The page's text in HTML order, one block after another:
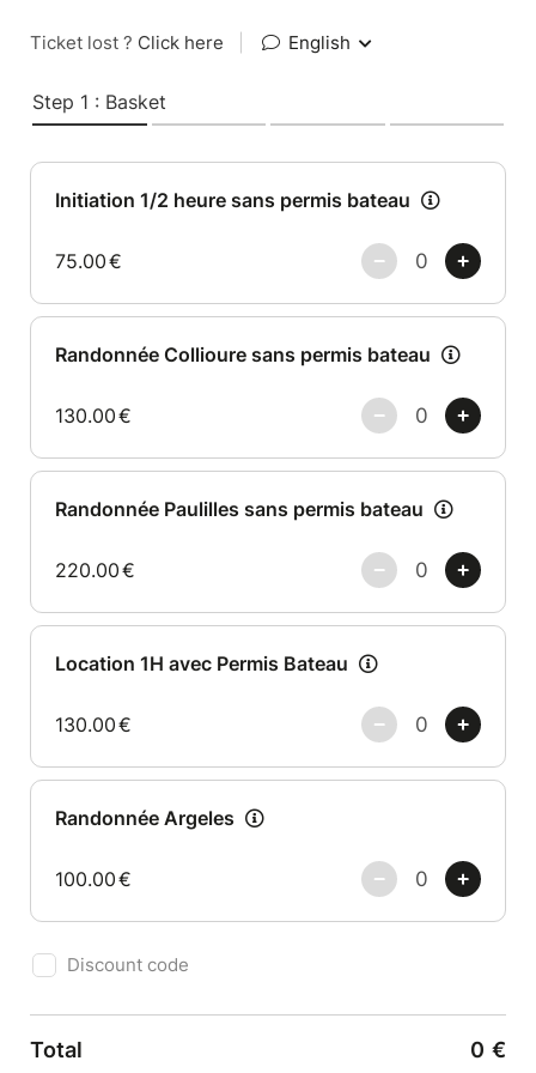
Ticket lost ? Click here English
Step 1 : Basket
Initiation 1/2 heure sans permis bateau
75.00€
Randonnée Collioure sans permis bateau
130.00€
Randonnée Paulilles sans permis bateau
220.00€
Location 1H avec Permis Bateau
130.00€
Randonnée Argeles
100.00€
Discount code
Total 0 €